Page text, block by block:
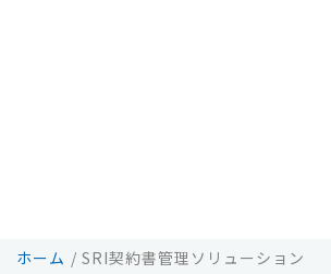
ホーム / SRI契約書管理ソリューション